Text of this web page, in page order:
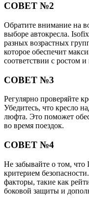
СОВЕТ №2
Обратите внимание на
выборе автокресла.
разных возрастных
которое обеспечит
соответствии с ростом
СОВЕТ №3
Регулярно проверяйте
Убедитесь, что кресло
люфта. Это поможет
во время поездок.
СОВЕТ №4
Не забывайте о том, что
критерием
факторы, такие как
боковой защиты и